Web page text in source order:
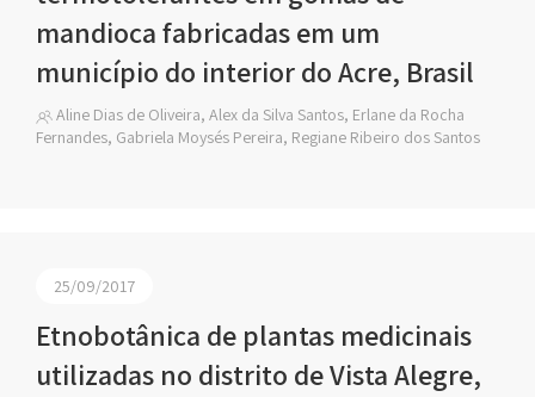
mandioca fabricadas em um
município do interior do Acre, Brasil
Aline Dias de Oliveira, Alex da Silva Santos, Erlane da Rocha
Fernandes, Gabriela Moysés Pereira, Regiane Ribeiro dos Santos
25/09/2017
Etnobotânica de plantas medicinais
utilizadas no distrito de Vista Alegre,